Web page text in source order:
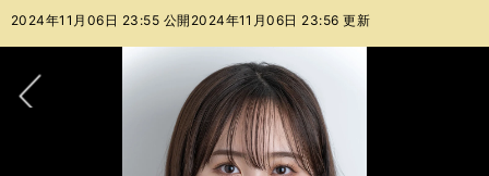
バ
2024年11月06日 23:55 公開 2024年11月06日 23:56 更新